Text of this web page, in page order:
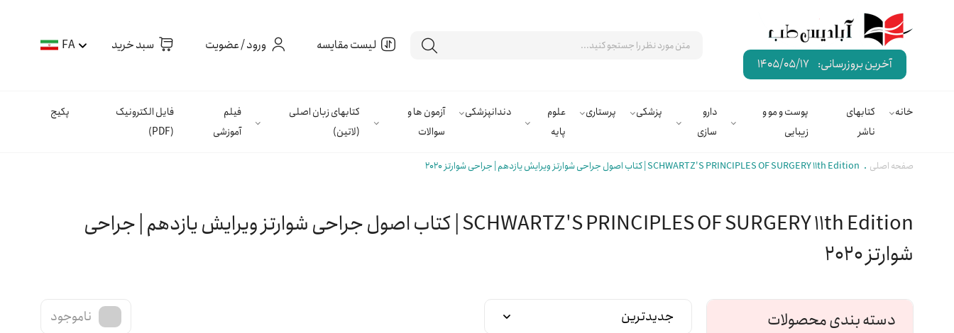
آخرین بروزرسانی: 1405/05/17
لیست مقایسه ورود / عضویت سبد خرید FA
خانه
کتابهای
ناشر
پوست و مو و
زیبایی
دارو
سازی
پزشکی پرستاری
علوم
پایه
دندانپزشکی
آزمون ها و
سوالات
کتابهای زبان اصلی
(لاتین)
فیلم
آموزشی
فایل الکترونیک
(PDF)
پکیج
صفحه اصلی SCHWARTZ'S PRINCIPLES OF SURGERY 11th Edition | کتاب اصول جراحی شوارتز ویرایش یازدهم | جراحی شوارتز 2020
SCHWARTZ'S PRINCIPLES OF SURGERY 11th Edition | کتاب اصول جراحی شوارتز ویرایش یازدهم | جراحی
شوارتز 2020
دسته بندی محصولات ناموجود